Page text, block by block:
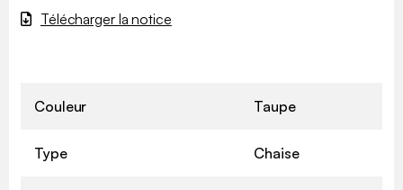
Télécharger la notice
Couleur Taupe
Type Chaise